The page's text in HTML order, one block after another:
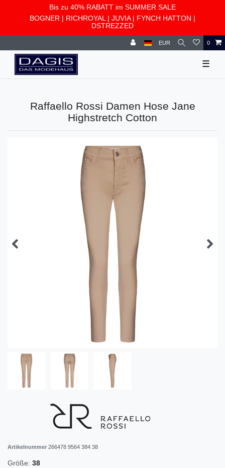
Bis zu 40% RABATT im SUMMER SALE
BOGNER | RICHROYAL | JUVIA| FYNCH HATTON |
DSTREZZED
EUR 0
☰
Raffaello Rossi Damen Hose Jane
Highstretch Cotton
Artikelnummer 266478 9564 384 38
Größe: 38